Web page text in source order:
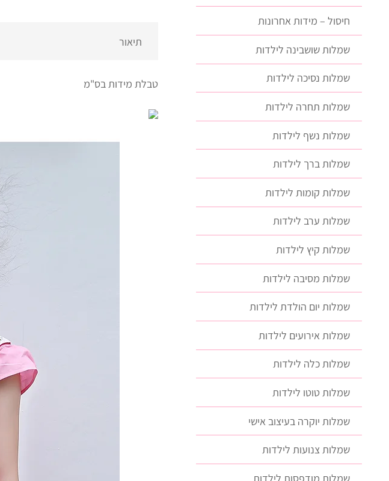
תיאור
טבלת מידות בס"מ
חיסול – מידות אחרונות
שמלות שושבינה לילדות
שמלות נסיכה לילדות
שמלות תחרה לילדות
שמלות נשף לילדות
שמלות ברך לילדות
שמלות קומות לילדות
שמלות ערב לילדות
שמלות קיץ לילדות
שמלות מסיבה לילדות
שמלות יום הולדת לילדות
שמלות אירועים לילדות
שמלות כלה לילדות
שמלות טוטו לילדות
שמלות יוקרה בעיצוב אישי
שמלות צנועות לילדות
שמלות מודפסות לילדות